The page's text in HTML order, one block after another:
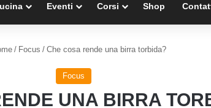
Eventi Corsi Shop
/ Focus / Che cosa rende una birra torbida?
Focus
UNA BIRRA